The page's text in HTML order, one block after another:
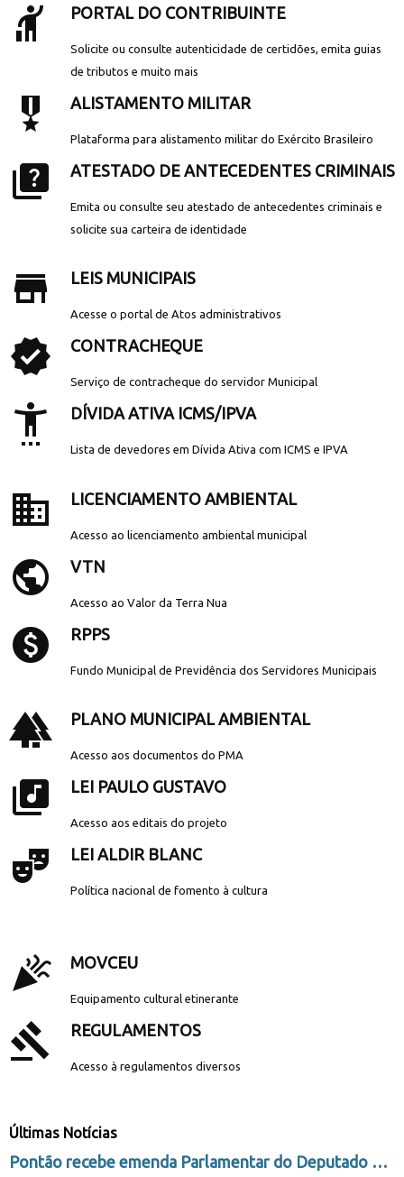
hail PORTAL DO CONTRIBUINTE
Solicite ou consulte autenticidade de certidões, emita guias
de tributos e muito mais
military_tech ALISTAMENTO MILITAR
Plataforma para alistamento militar do Exército Brasileiro
quiz ATESTADO DE ANTECEDENTES CRIMINAIS
Emita ou consulte seu atestado de antecedentes criminais e
solicite sua carteira de identidade
store_mall_directory LEIS MUNICIPAIS
Acesse o portal de Atos administrativos
verified CONTRACHEQUE
Serviço de contracheque do servidor Municipal
settings_accessibility DÍVIDA ATIVA ICMS/IPVA
Lista de devedores em Dívida Ativa com ICMS e IPVA
business LICENCIAMENTO AMBIENTAL
Acesso ao licenciamento ambiental municipal
public VTN
Acesso ao Valor da Terra Nua
paid RPPS
Fundo Municipal de Previdência dos Servidores Municipais
forest PLANO MUNICIPAL AMBIENTAL
Acesso aos documentos do PMA
library_music LEI PAULO GUSTAVO
Acesso aos editais do projeto
theater_comedy LEI ALDIR BLANC
Política nacional de fomento à cultura
celebration MOVCEU
Equipamento cultural etinerante
gavel REGULAMENTOS
Acesso à regulamentos diversos
Últimas Notícias
Pontão recebe emenda Parlamentar do Deputado Marcon